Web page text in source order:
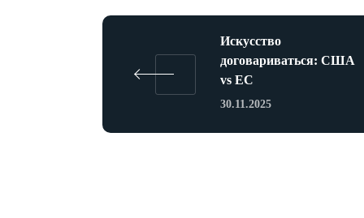
Искусство
договариваться: США
vs ЕС
30.11.2025